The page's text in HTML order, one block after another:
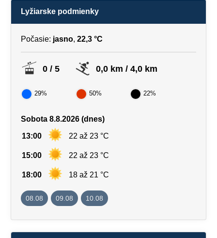
Lyžiarske podmienky
Počasie: jasno, 22,3 °C
0 / 5 0,0 km / 4,0 km
29% 50% 22%
Sobota 8.8.2026 (dnes)
13:00 22 až 23 °C
15:00 22 až 23 °C
18:00 18 až 21 °C
08.08 09.08 10.08